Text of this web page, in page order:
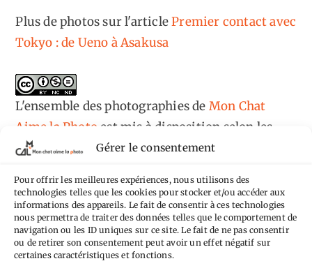
Gérer le consentement
Pour offrir les meilleures expériences, nous utilisons des
technologies telles que les cookies pour stocker et/ou accéder aux
informations des appareils. Le fait de consentir à ces technologies
nous permettra de traiter des données telles que le comportement de
navigation ou les ID uniques sur ce site. Le fait de ne pas consentir
ou de retirer son consentement peut avoir un effet négatif sur
certaines caractéristiques et fonctions.
Plus de photos sur l'articlePremier contact avec
Tokyo : de Ueno à Asakusa
L'ensemble des photographiesde Mon Chat
Aime la Photo est mis à disposition selon les
termes de la
licence Creative Commons
Pas de Modification 4.0 International.
Fondé(e) sur une œuvre dehttps://mcalp.fr.